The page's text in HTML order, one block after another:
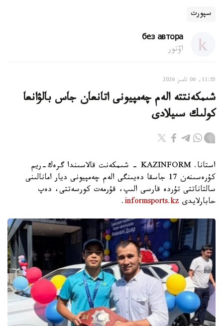
سپورت
без автора
اۆتور
11:55, 06 تامىز 2026
شىمكەنتتە الەم چەمپيونى اتانعان جاس بالۋانعا
كولىك سىيلادى
استانا. KAZINFORM - شىمكەنت قالاسىندا گرەك-ريم
كۇرەسىنەن 17 جاسقا دەيىنگى الەم چەمپيونى ديار امانالىنى
سالتاناتتى تۇردە قارسى الىپ، قۇرمەت كورسەتتى، دەپ
حابارلايدى informsports.kz
.